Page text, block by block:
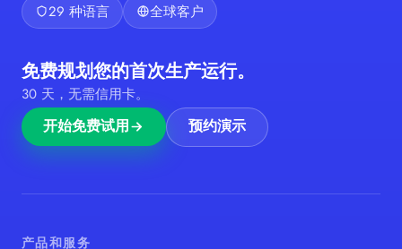
29 种语言 全球客户
免费规划您的首次生产运行。
30 天，无需信用卡。
开始免费试用 预约演示
产品和服务